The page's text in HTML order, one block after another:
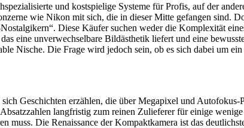
und kostspielige Systeme für Profis, auf der
wie Nikon mit sich, die in dieser Mitte gefangen sind.
Diese Käufer suchen weder die Komplexität
eine unverwechselbare Bildästhetik liefert und eine
Nische. Die Frage wird jedoch sein, ob es sich dabei um
Geschichten erzählen, die über Megapixel und Autofokus-
langfristig zum reinen Zulieferer für einige
Die Renaissance der Kompaktkamera ist das